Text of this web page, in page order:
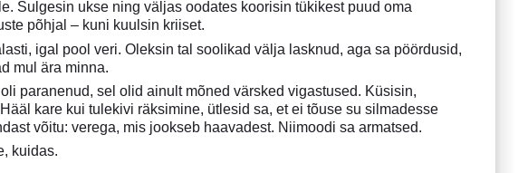
Sulgesin ukse ning väljas oodates koorisin tükikest puud oma
põhjal – kuni kuulsin kriiset.
igal pool veri. Oleksin tal soolikad välja lasknud, aga sa pöördusid,
mul ära minna.
paranenud, sel olid ainult mõned värsked vigastused. Küsisin,
kare kui tulekivi räksimine, ütlesid sa, et ei tõuse su silmadesse
võitu: verega, mis jookseb haavadest. Niimoodi sa armatsed.
kuidas.